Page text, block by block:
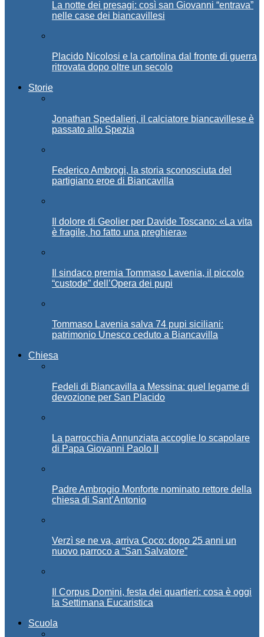
La notte dei presagi: così san Giovanni “entrava”
nelle case dei biancavillesi
Placido Nicolosi e la cartolina dal fronte di guerra
ritrovata dopo oltre un secolo
Storie
Jonathan Spedalieri, il calciatore biancavillese è
passato allo Spezia
Federico Ambrogi, la storia sconosciuta del
partigiano eroe di Biancavilla
Il dolore di Geolier per Davide Toscano: «La vita
è fragile, ho fatto una preghiera»
Il sindaco premia Tommaso Lavenia, il piccolo
“custode” dell’Opera dei pupi
Tommaso Lavenia salva 74 pupi siciliani:
patrimonio Unesco ceduto a Biancavilla
Chiesa
Fedeli di Biancavilla a Messina: quel legame di
devozione per San Placido
La parrocchia Annunziata accoglie lo scapolare
di Papa Giovanni Paolo II
Padre Ambrogio Monforte nominato rettore della
chiesa di Sant’Antonio
Verzì se ne va, arriva Coco: dopo 25 anni un
nuovo parroco a “San Salvatore”
Il Corpus Domini, festa dei quartieri: cosa è oggi
la Settimana Eucaristica
Scuola